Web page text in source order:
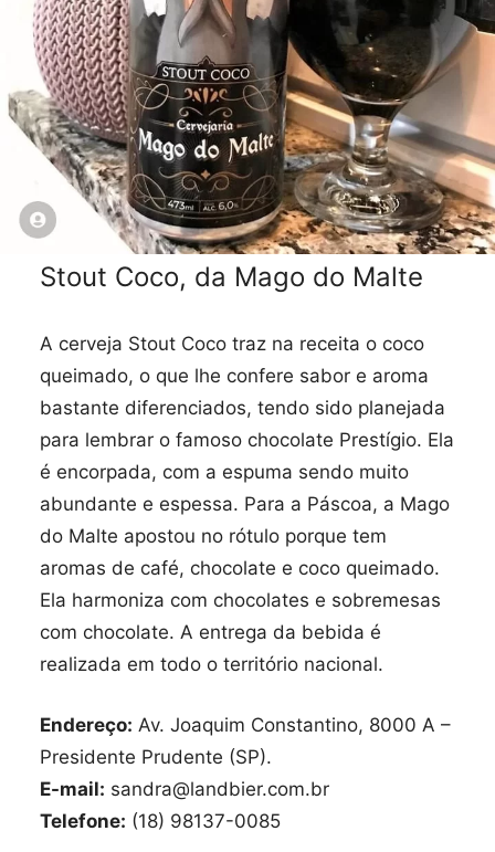
Stout Coco, da Mago do Malte
A cerveja Stout Coco traz na receita o coco
queimado, o que lhe confere sabor e aroma
bastante diferenciados, tendo sido planejada
para lembrar o famoso chocolate Prestígio. Ela
é encorpada, com a espuma sendo muito
abundante e espessa. Para a Páscoa, a Mago
do Malte apostou no rótulo porque tem
aromas de café, chocolate e coco queimado.
Ela harmoniza com chocolates e sobremesas
com chocolate. A entrega da bebida é
realizada em todo o território nacional.
Endereço: Av. Joaquim Constantino, 8000 A –
Presidente Prudente (SP).
E-mail: sandra@landbier.com.br
Telefone: (18) 98137-0085